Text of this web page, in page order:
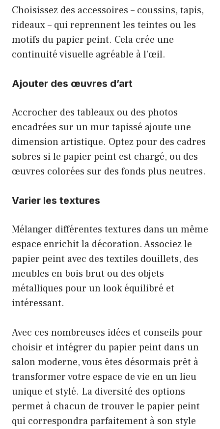
Choisissez des accessoires – coussins, tapis,
rideaux – qui reprennent les teintes ou les
motifs du papier peint. Cela crée une
continuité visuelle agréable à l’œil.
Ajouter des œuvres d’art
Accrocher des tableaux ou des photos
encadrées sur un mur tapissé ajoute une
dimension artistique. Optez pour des cadres
sobres si le papier peint est chargé, ou des
œuvres colorées sur des fonds plus neutres.
Varier les textures
Mélanger différentes textures dans un même
espace enrichit la décoration. Associez le
papier peint avec des textiles douillets, des
meubles en bois brut ou des objets
métalliques pour un look équilibré et
intéressant.
Avec ces nombreuses idées et conseils pour
choisir et intégrer du papier peint dans un
salon moderne, vous êtes désormais prêt à
transformer votre espace de vie en un lieu
unique et stylé. La diversité des options
permet à chacun de trouver le papier peint
qui correspondra parfaitement à son style